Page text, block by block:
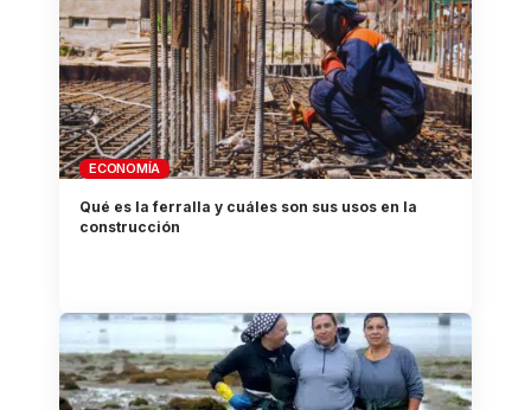
ECONOMÍA
Qué es la ferralla y cuáles son sus usos en la
construcción